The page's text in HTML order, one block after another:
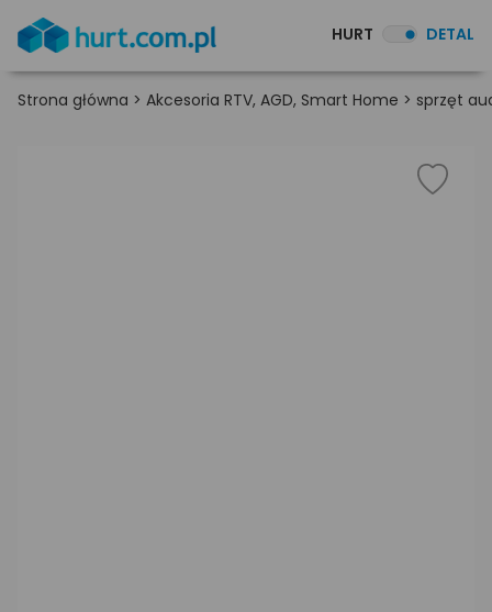
HURT DETAL
Strona główna > Akcesoria RTV, AGD, Smart Home > sprzęt